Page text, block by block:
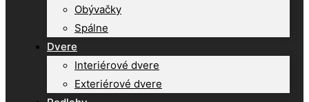
Obývačky
Spálne
Dvere
Interiérové dvere
Exteriérové dvere